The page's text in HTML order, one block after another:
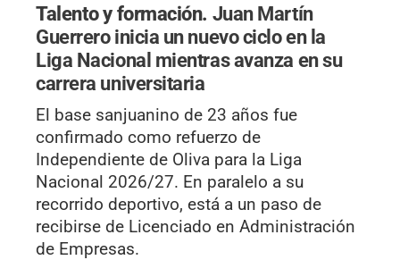
Talento y formación. Juan Martín
Guerrero inicia un nuevo ciclo en la
Liga Nacional mientras avanza en su
carrera universitaria
El base sanjuanino de 23 años fue
confirmado como refuerzo de
Independiente de Oliva para la Liga
Nacional 2026/27. En paralelo a su
recorrido deportivo, está a un paso de
recibirse de Licenciado en Administración
de Empresas.